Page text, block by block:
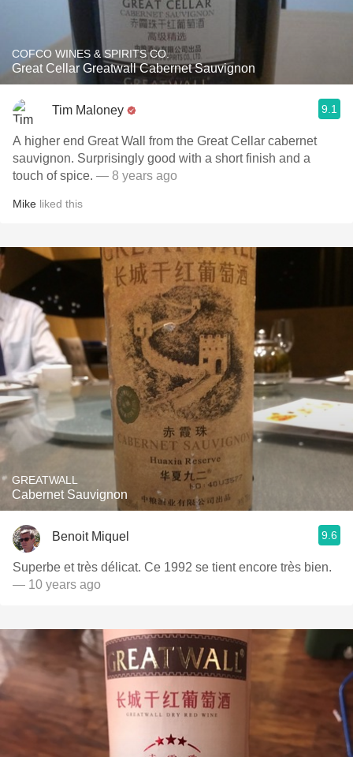
COFCO WINES & SPIRITS CO.
Great Cellar Greatwall Cabernet Sauvignon
Tim Maloney 9.1
A higher end Great Wall from the Great Cellar cabernet
sauvignon. Surprisingly good with a short finish and a
touch of spice. — 8 years ago
Mike liked this
GREATWALL
Cabernet Sauvignon
Benoit Miquel 9.6
Superbe et très délicat. Ce 1992 se tient encore très bien.
— 10 years ago